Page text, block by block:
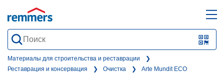
QR-
form
Материалы для строительства и реставрации
Реставрация и консервация
Очистка Arte Mundit ECO